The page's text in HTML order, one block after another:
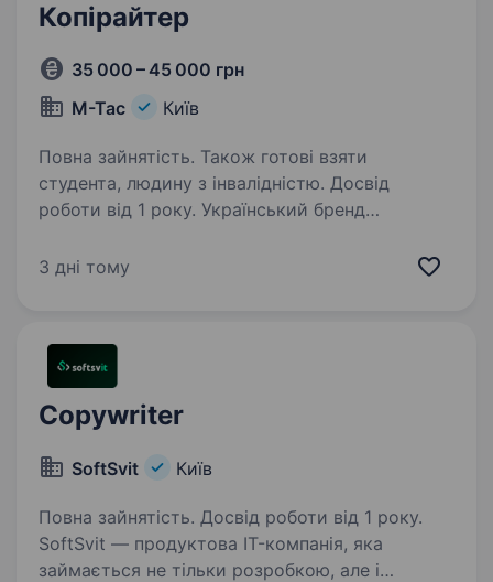
Копірайтер
35 000 – 45 000 грн
M-Tac
Київ
Повна зайнятість. Також готові взяти
студента, людину з інвалідністю. Досвід
роботи від 1 року. Український бренд
запрошує на роботу копірайтера! Вимоги
Розуміння принципів написання…
3 дні тому
Copywriter
SoftSvit Київ
Повна зайнятість. Досвід роботи від 1 року.
SoftSvit — продуктова IT-компанія, яка
займається не тільки розробкою, але і